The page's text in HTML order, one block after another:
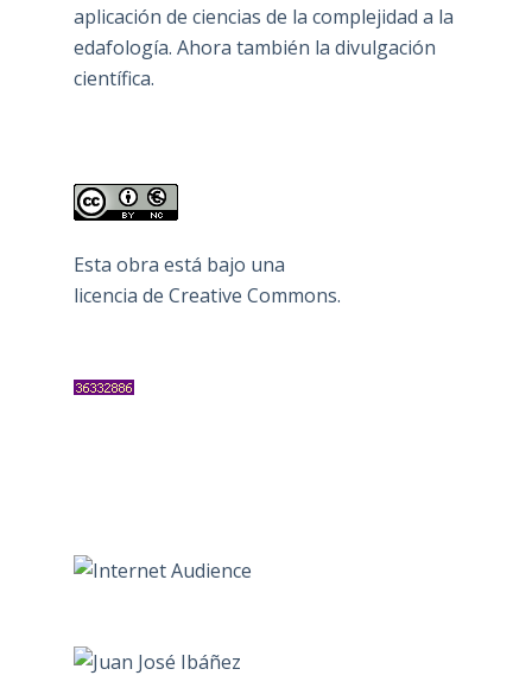
aplicación de ciencias de la complejidad a la
edafología. Ahora también la divulgación
científica.
Esta obra está bajo una
licencia de Creative Commons.